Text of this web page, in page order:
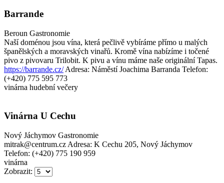
Barrande
Beroun Gastronomie
Naší doménou jsou vína, která pečlivě vybíráme přímo u malých
španělských a moravských vinařů. Kromě vína nabízíme i točené
pivo z pivovaru Trilobit. K pivu a vínu máme naše originální Tapas.
https://barrande.cz/ Adresa: Náměstí Joachima Barranda Telefon:
(+420) 775 595 773
vinárna hudební večery
Vinárna U Cechu
Nový Jáchymov Gastronomie
mitrak@centrum.cz Adresa: K Cechu 205, Nový Jáchymov
Telefon: (+420) 775 190 959
vinárna
Zobrazit: